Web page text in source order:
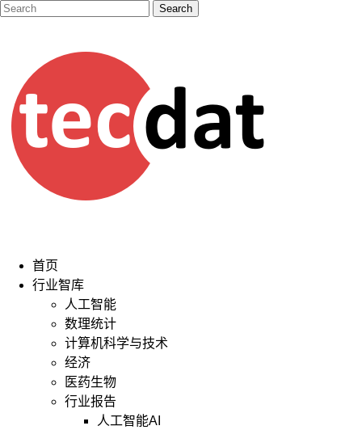
首页
行业智库
人工智能
数理统计
计算机科学与技术
经济
医药生物
行业报告
人工智能AI